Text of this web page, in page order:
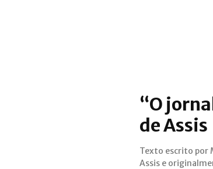
“O
de Assis
Texto escrito por
Assis e
Correio Mercantil,